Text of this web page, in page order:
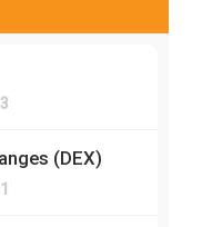
c
3
(DEX)
1